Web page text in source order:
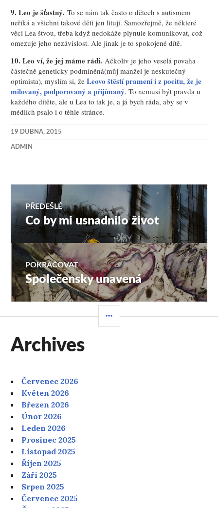
9. Leo je šťastný. To se nám tak často o dětech s autismem
neříká a všichni takové děti jen litují. Samozřejmě, že některé
věci Lea štvou, třeba když nedokáže plynule komunikovat, což
omezuje jeho nezávislost. Ale jinak je to spokojené dítě.
10. Leo ví, že jej máme rádi. Ačkoliv je jeho veselá povaha
částečně geneticky podmíněná(můj manžel je neskutečný
optimista), myslím si, že Leovo štěstí pramení i z pocitu, že je
milovaný, podporovaný a přijímaný. To nemusí být pravda u
každého dítěte, ale u Lea to tak je, a já bych ráda, aby se v
médiích psalo i o téhle stránce.
19 DUBNA, 2015
ADMIN
Navigace
pro
příspěvek
PŘEDEŠLÉ
Předchozí
příspěvek:
Co by mi usnadnilo život
POKRAČOVAT
Následující
příspěvek:
Společensky unavená
PANEL
Archives
Červenec 2026
Květen 2026
Březen 2026
Únor 2026
Leden 2026
Prosinec 2025
Listopad 2025
Říjen 2025
Září 2025
Srpen 2025
Červenec 2025